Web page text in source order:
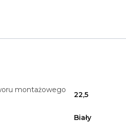
montażowego
22,5
Biały